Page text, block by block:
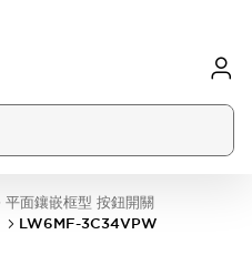
平面鑲嵌框型 按鈕開關
LW6MF-3C34VPW